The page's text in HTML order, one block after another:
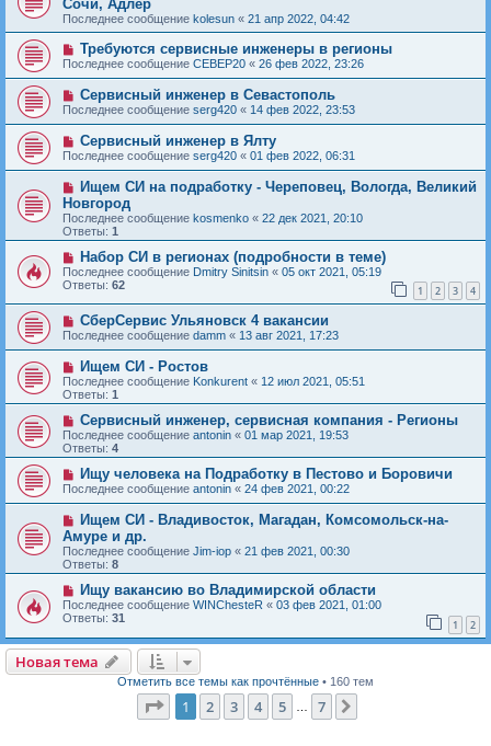
Сочи, Адлер
Последнее сообщение kolesun « 21 апр 2022, 04:42
Требуются сервисные инженеры в регионы
Последнее сообщение CEBEP20 « 26 фев 2022, 23:26
Сервисный инженер в Севастополь
Последнее сообщение serg420 « 14 фев 2022, 23:53
Сервисный инженер в Ялту
Последнее сообщение serg420 « 01 фев 2022, 06:31
Ищем СИ на подработку - Череповец, Вологда, Великий
Новгород
Последнее сообщение kosmenko « 22 дек 2021, 20:10
Ответы: 1
Набор СИ в регионах (подробности в теме)
Последнее сообщение Dmitry Sinitsin « 05 окт 2021, 05:19
Ответы: 62 1 2 3 4
СберСервис Ульяновск 4 вакансии
Последнее сообщение damm « 13 авг 2021, 17:23
Ищем СИ - Ростов
Последнее сообщение Konkurent « 12 июл 2021, 05:51
Ответы: 1
Сервисный инженер, сервисная компания - Регионы
Последнее сообщение antonin « 01 мар 2021, 19:53
Ответы: 4
Ищу человека на Подработку в Пестово и Боровичи
Последнее сообщение antonin « 24 фев 2021, 00:22
Ищем СИ - Владивосток, Магадан, Комсомольск-на-
Амуре и др.
Последнее сообщение Jim-iop « 21 фев 2021, 00:30
Ответы: 8
Ищу вакансию во Владимирской области
Последнее сообщение WINChesteR « 03 фев 2021, 01:00
Ответы: 31 1 2
Новая тема
Новаятема
Отметить все темы как прочтённые • 160 тем
Страница из
1 2 3 4 5 7